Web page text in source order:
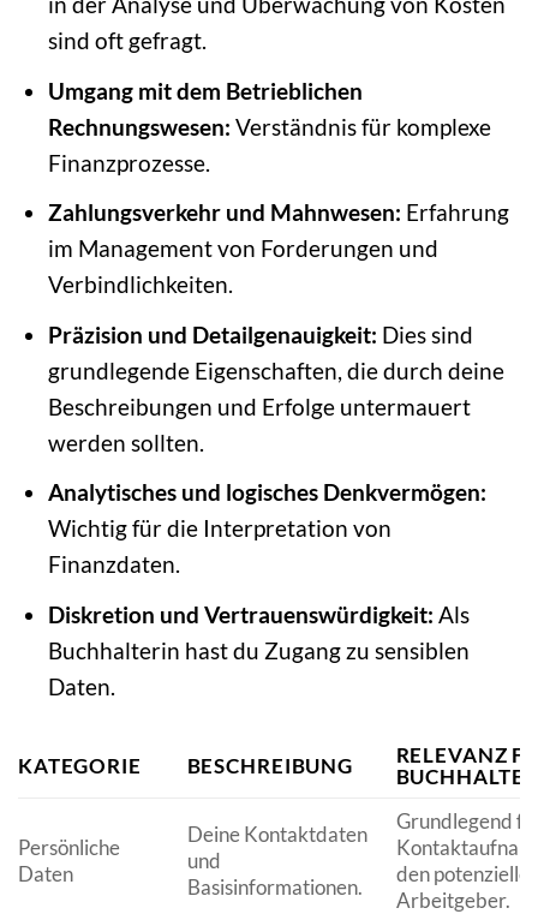
sind oft gefragt.
Umgang mit dem Betrieblichen
Rechnungswesen: Verständnis für komplexe
Finanzprozesse.
Zahlungsverkehr und Mahnwesen: Erfahrung
im Management von Forderungen und
Verbindlichkeiten.
Präzision und Detailgenauigkeit: Dies sind
grundlegende Eigenschaften, die durch deine
Beschreibungen und Erfolge untermauert
werden sollten.
Analytisches und logisches Denkvermögen:
Wichtig für die Interpretation von
Finanzdaten.
Diskretion und Vertrauenswürdigkeit: Als
Buchhalterin hast du Zugang zu sensiblen
Daten.
KATEGORIE BESCHREIBUNG
RELEVANZ
Persönliche
Daten
Deine Kontaktdaten
und
Basisinformationen.
Grundlegend
den
Arbeitgeber.